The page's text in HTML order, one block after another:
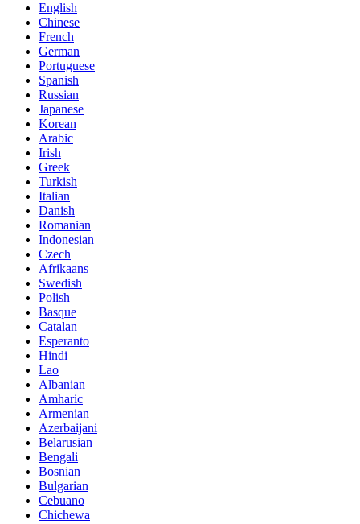
English
Chinese
French
German
Portuguese
Spanish
Russian
Japanese
Korean
Arabic
Irish
Greek
Turkish
Italian
Danish
Romanian
Indonesian
Czech
Afrikaans
Swedish
Polish
Basque
Catalan
Esperanto
Hindi
Lao
Albanian
Amharic
Armenian
Azerbaijani
Belarusian
Bengali
Bosnian
Bulgarian
Cebuano
Chichewa